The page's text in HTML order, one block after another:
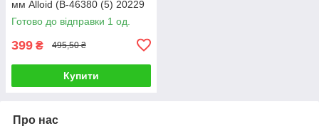
мм Alloid (В-46380 (5) 20229
Готово до відправки 1 од.
399 ₴ 495,50 ₴
Купити
Про нас